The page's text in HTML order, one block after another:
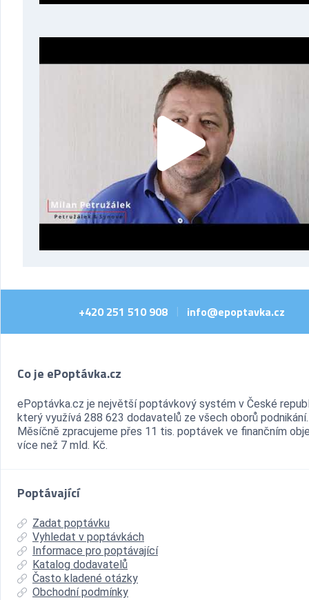
+420 251 510 908 info@epoptavka.cz
Co je ePoptávka.cz
ePoptávka.cz je největší poptávkový systém v České
který využívá 288 623 dodavatelů ze všech oborů podnikání.
Měsíčně zpracujeme přes 11 tis. poptávek ve finančním
více než 7 mld. Kč.
Poptávající
Zadat poptávku
Vyhledat v poptávkách
Informace pro poptávající
Katalog dodavatelů
Často kladené otázky
Obchodní podmínky